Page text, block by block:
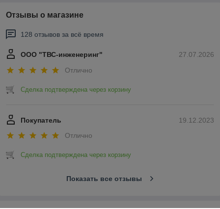
Отзывы о магазине
128 отзывов за всё время
27.07.2026
ООО "ТВС-инженеринг"
Отлично
Сделка подтверждена через корзину
19.12.2023
Покупатель
Отлично
Сделка подтверждена через корзину
Показать все отзывы